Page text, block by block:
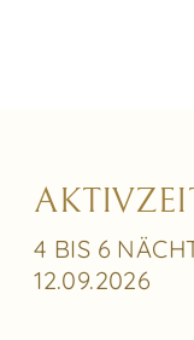
4 BIS 6
12.09.2026